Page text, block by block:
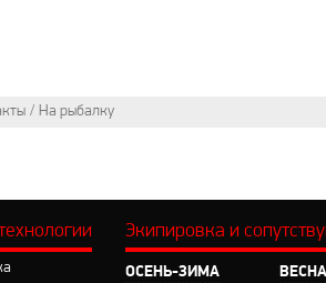
На рыбалку
Экипировка и
ОСЕНЬ-ЗИМА